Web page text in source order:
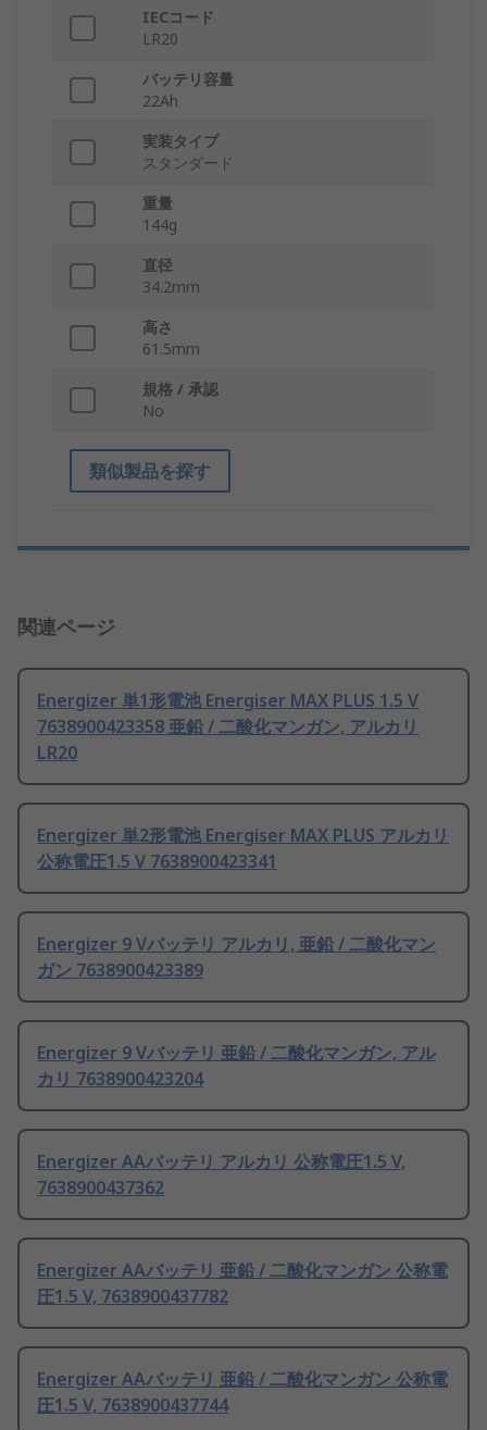
IECコード
LR20
バッテリ容量
22Ah
実装タイプ
スタンダード
重量
144g
直径
34.2mm
高さ
61.5mm
規格 / 承認
No
類似製品を探す
関連ページ
Energizer 単1形電池 Energiser MAX PLUS 1.5 V
7638900423358 亜鉛 / 二酸化マンガン, アルカリ
LR20
Energizer 単2形電池 Energiser MAX PLUS アルカリ
公称電圧1.5 V 7638900423341
Energizer 9 Vバッテリ アルカリ, 亜鉛 / 二酸化マン
ガン 7638900423389
Energizer 9 Vバッテリ 亜鉛 / 二酸化マンガン, アル
カリ 7638900423204
Energizer AAバッテリ アルカリ 公称電圧1.5 V,
7638900437362
Energizer AAバッテリ 亜鉛 / 二酸化マンガン 公称電
圧1.5 V, 7638900437782
Energizer AAバッテリ 亜鉛 / 二酸化マンガン 公称電
圧1.5 V, 7638900437744